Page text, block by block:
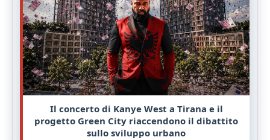
Il concerto di Kanye West a Tirana e il
progetto Green City riaccendono il dibattito
sullo sviluppo urbano